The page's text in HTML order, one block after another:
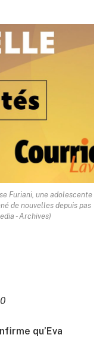
Furiani, une adolescente
de nouvelles depuis pas
- Archives)
qu’Eva